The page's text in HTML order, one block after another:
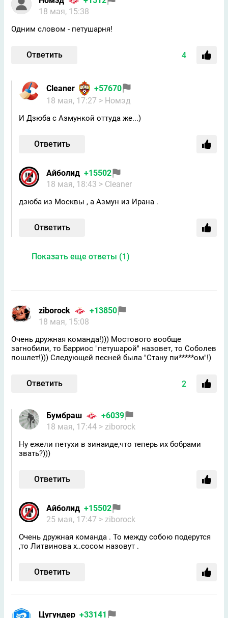
18 мая, 15:38
Одним словом - петушарня!
Ответить 4
Cleaner
+57670
18 мая, 17:27 > Номэд
И Дзюба с Азмункой оттуда же...)
Ответить
Айболид +15502
18 мая, 18:43 > Cleaner
дзюба из Москвы , а Азмун из Ирана .
Ответить
Показать еще ответы (1)
ziborock
+13850
18 мая, 15:08
Очень дружная команда!))) Мостового вообще
загнобили, то Барриос "петушарой" назовет, то Соболев
пошлет!))) Следующей песней была "Стану пи*****ом"!)
Ответить 2
Бумбраш
+6039
18 мая, 17:44 > ziborock
Ну ежели петухи в зинаиде,что теперь их бобрами
звать?)))
Ответить
Айболид +15502
25 мая, 17:47 > ziborock
Очень дружная команда . То между собою подерутся
,то Литвинова х..сосом назовут .
Ответить
Цугундeр +33141